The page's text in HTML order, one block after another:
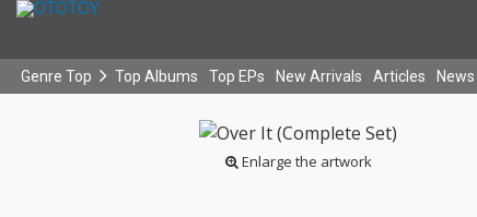
Genre Top Top Albums Top EPs New Arrivals Articles News
Enlarge the artwork